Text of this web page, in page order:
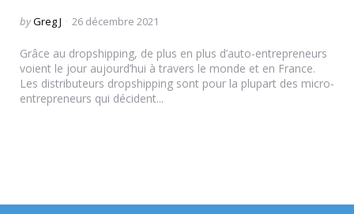
Posted
byGreg J 26 décembre 2021
Grâce au dropshipping, de plus en plus d’auto-entrepreneurs
voient le jour aujourd’hui à travers le monde et en France.
Les distributeurs dropshipping sont pour la plupart des micro-
entrepreneurs qui décident...
des